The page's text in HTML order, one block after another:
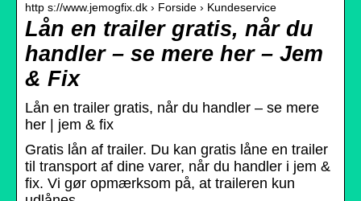
http s://www.jemogfix.dk › Forside › Kundeservice
Lån en trailer gratis, når du
handler – se mere her – Jem
& Fix
Lån en trailer gratis, når du handler – se mere
her | jem & fix
Gratis lån af trailer. Du kan gratis låne en trailer
til transport af dine varer, når du handler i jem &
fix. Vi gør opmærksom på, at traileren kun